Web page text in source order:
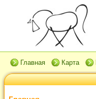
Главная Карта